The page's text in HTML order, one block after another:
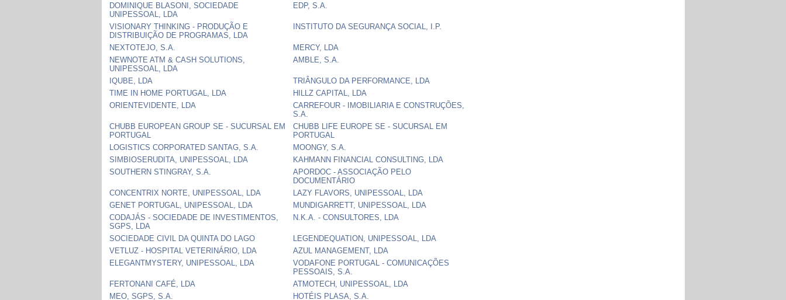
DOMINIQUE BLASONI, SOCIEDADE
UNIPESSOAL, LDA
EDP, S.A.
VISIONARY THINKING - PRODUÇÃO E
DISTRIBUIÇÃO DE PROGRAMAS, LDA
INSTITUTO DA SEGURANÇA SOCIAL, I.P.
NEXTOTEJO, S.A.
MERCY, LDA
NEWNOTE ATM & CASH SOLUTIONS,
UNIPESSOAL, LDA
AMBLE, S.A.
IQUBE, LDA
TRIÂNGULO DA PERFORMANCE, LDA
TIME IN HOME PORTUGAL, LDA
HILLZ CAPITAL, LDA
ORIENTEVIDENTE, LDA
CARREFOUR - IMOBILIARIA E CONSTRUÇÕES,
S.A.
CHUBB EUROPEAN GROUP SE - SUCURSAL EM
PORTUGAL
CHUBB LIFE EUROPE SE - SUCURSAL EM
PORTUGAL
LOGISTICS CORPORATED SANTAG, S.A.
MOONGY, S.A.
SIMBIOSERUDITA, UNIPESSOAL, LDA
KAHMANN FINANCIAL CONSULTING, LDA
SOUTHERN STINGRAY, S.A.
APORDOC - ASSOCIAÇÃO PELO
DOCUMENTÁRIO
CONCENTRIX NORTE, UNIPESSOAL, LDA
LAZY FLAVORS, UNIPESSOAL, LDA
GENET PORTUGAL, UNIPESSOAL, LDA
MUNDIGARRETT, UNIPESSOAL, LDA
CODAJÁS - SOCIEDADE DE INVESTIMENTOS,
SGPS, LDA
N.K.A. - CONSULTORES, LDA
SOCIEDADE CIVIL DA QUINTA DO LAGO
LEGENDEQUATION, UNIPESSOAL, LDA
VETLUZ - HOSPITAL VETERINÁRIO, LDA
AZUL MANAGEMENT, LDA
ELEGANTMYSTERY, UNIPESSOAL, LDA
VODAFONE PORTUGAL - COMUNICAÇÕES
PESSOAIS, S.A.
FERTONANI CAFÉ, LDA
ATMOTECH, UNIPESSOAL, LDA
MEO, SGPS, S.A.
HOTÉIS PLASA, S.A.